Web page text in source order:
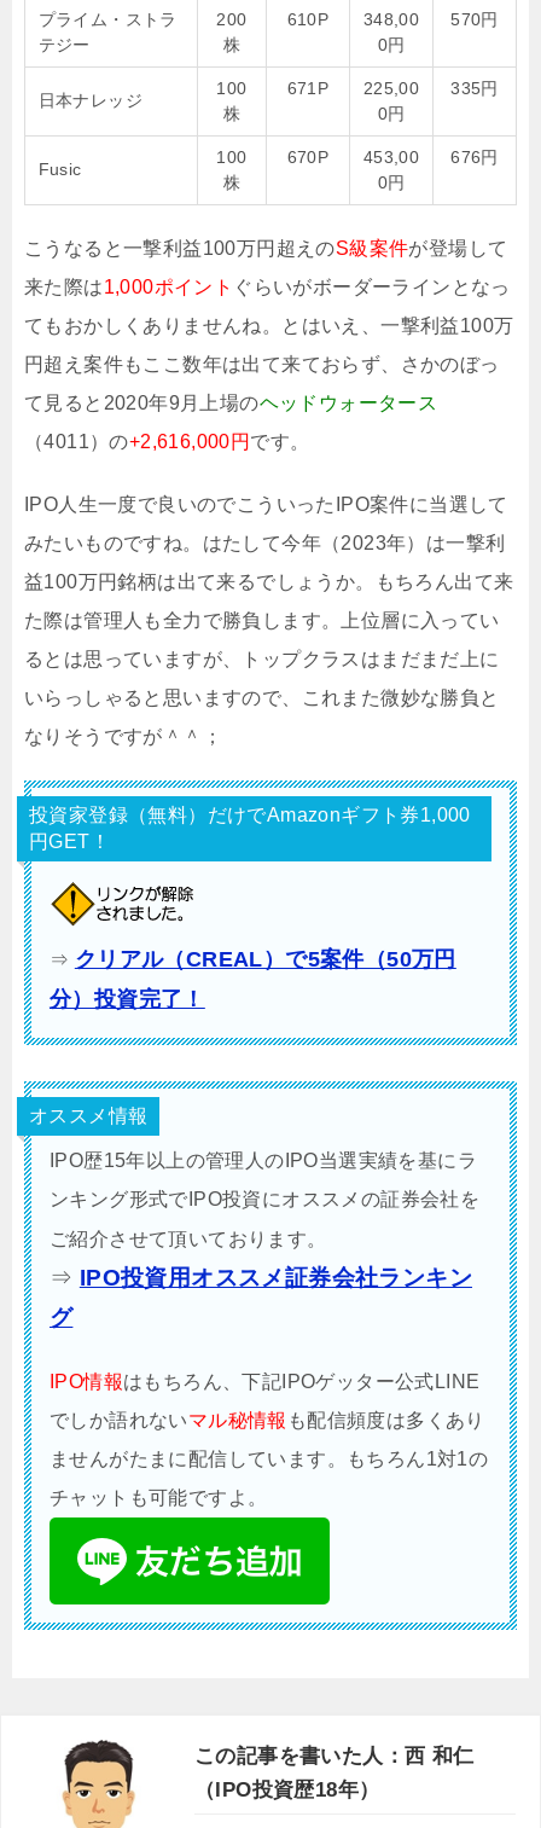
プライム・ストラ
テジー
200
株
610P
348,00
0円
570円
日本ナレッジ
100
株
671P
225,00
0円
335円
Fusic
100
株
670P
453,00
0円
676円
こうなると一撃利益100万円超えのS級案件が登場して
来た際は1,000ポイント ぐらいがボーダーラインとなっ
てもおかしくありませんね。とはいえ、一撃利益100万
円超え案件もここ数年は出て来ておらず、さかのぼっ
て見ると2020年9月上場のヘッドウォータース
（4011）の+2,616,000円 です。
IPO人生一度で良いのでこういったIPO案件に当選して
みたいものですね。はたして今年（2023年）は一撃利
益100万円銘柄は出て来るでしょうか。もちろん出て来
た際は管理人も全力で勝負します。上位層に入ってい
るとは思っていますが、トップクラスはまだまだ上に
いらっしゃると思いますので、これまた微妙な勝負と
なりそうですが＾＾；
投資家登録（無料）だけでAmazonギフト券1,000
円GET！
⇒ クリアル（CREAL）で5案件（50万円
分）投資完了！
オススメ情報
IPO歴15年以上の管理人のIPO当選実績を基にラ
ンキング形式でIPO投資にオススメの証券会社を
ご紹介させて頂いております。
⇒ IPO投資用オススメ証券会社ランキン
グ
IPO情報はもちろん、下記IPOゲッター公式LINE
でしか語れないマル秘情報 も配信頻度は多くあり
ませんがたまに配信しています。もちろん1対1の
チャットも可能ですよ。
この記事を書いた人：西 和仁
（IPO投資歴18年）